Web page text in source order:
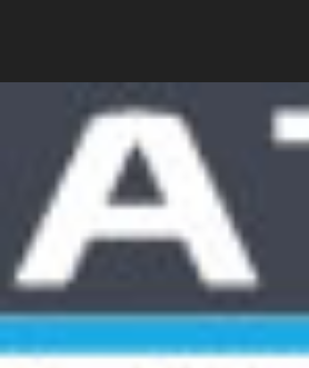
Semi-Marathon
17/09/2023
le 5KM